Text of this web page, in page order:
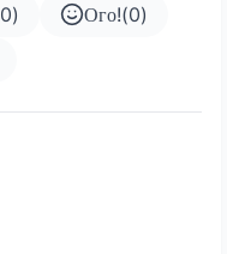
0) Ого!(0)